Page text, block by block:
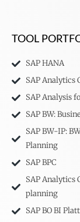
TOOL
SAP HANA
SAP Analytics
SAP Analysis
SAP BW:
SAP BW-IP:
Planning
SAP BPC
SAP Analytics
planning
SAP BO BI